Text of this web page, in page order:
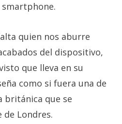
quien nos aburre
del dispositivo,
que lleva en su
como si fuera una de
británica que se
Londres.